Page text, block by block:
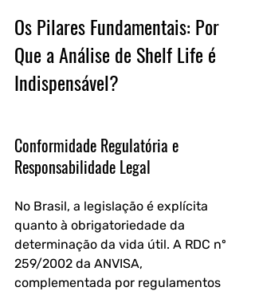
Os Pilares Fundamentais: Por
Que a Análise de Shelf Life é
Indispensável?
Conformidade Regulatória e
Responsabilidade Legal
No Brasil, a legislação é explícita
quanto à obrigatoriedade da
determinação da vida útil. A RDC nº
259/2002 da ANVISA,
complementada por regulamentos